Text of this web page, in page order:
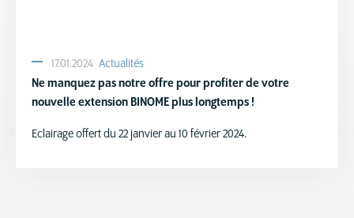
17.01.2024 Actualités
Ne manquez pas notre offre pour profiter de votre
nouvelle extension BINOME plus longtemps !
Eclairage offert du 22 janvier au 10 février 2024.